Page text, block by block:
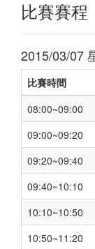
比賽賽程
2015/03/07
比賽時間
08:00~09:00
09:00~09:20
09:20~09:40
09:40~10:10
10:10~10:50
10:50~11:20